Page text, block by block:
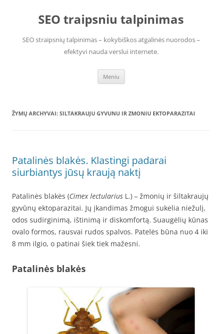
SEO traipsniu talpinimas
SEO straipsnių talpinimas – kokybiškos atgalinės nuorodos –
efektyvi nauda verslui internete.
Meniu
ŽYMŲ ARCHYVAI: SILTAKRAUJU GYVUNU IR ZMONIU EKTOPARAZITAI
Patalinės blakės. Klastingi padarai
siurbiantys jūsų kraują naktį
Patalinės blakės (Cimex lectularius L.) – žmonių ir šiltakraujų
gyvūnų ektoparazitai. Jų įkandimas žmogui sukelia niežulį,
odos sudirginimą, ištinimą ir diskomfortą. Suaugėlių kūnas
ovalo formos, rausvai rudos spalvos. Patelės būna nuo 4 iki
8 mm ilgio, o patinai šiek tiek mažesni.
Patalinės blakės